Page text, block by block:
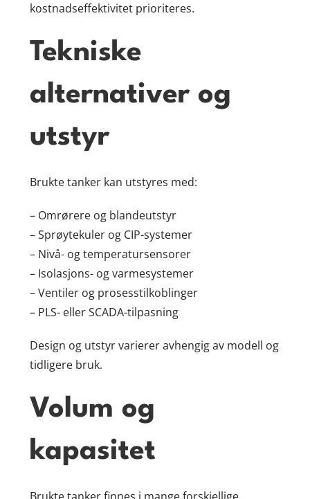
kostnadseffektivitet prioriteres.
Tekniske
alternativer og
utstyr
Brukte tanker kan utstyres med:
– Omrørere og blandeutstyr
– Sprøytekuler og CIP-systemer
– Nivå- og temperatursensorer
– Isolasjons- og varmesystemer
– Ventiler og prosesstilkoblinger
– PLS- eller SCADA-tilpasning
Design og utstyr varierer avhengig av modell og
tidligere bruk.
Volum og
kapasitet